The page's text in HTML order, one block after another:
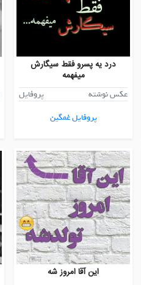
درد یه پسرو فقط سیگارش
میفهمه
عکس نوشته
پروفایل
پروفایل غمگین
این آقا امروز شه